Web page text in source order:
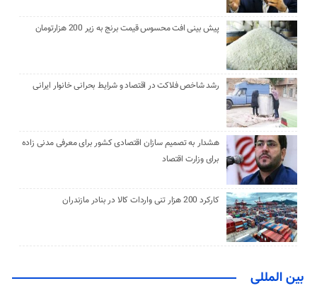
پیش بینی افت محسوس قیمت برنج به زیر 200 هزارتومان
رشد شاخص فلاکت در اقتصاد و شرایط بحرانی خانوار ایرانی
هشدار به تصمیم سازان اقتصادی کشور برای معرفی مدنی زاده
برای وزارت اقتصاد
کارکرد 200 هزار تنی واردات کالا در بنادر مازندران
بین المللی